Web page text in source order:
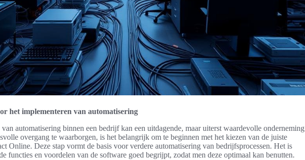
het implementeren van automatisering
automatisering binnen een bedrijf kan een uitdagende, maar uiterst waardevolle onderneming
overgang te waarborgen, is het belangrijk om te beginnen met het kiezen van de juiste
Online. Deze stap vormt de basis voor verdere automatisering van bedrijfsprocessen. Het is
functies en voordelen van de software goed begrijpt, zodat men deze optimaal kan benutten.